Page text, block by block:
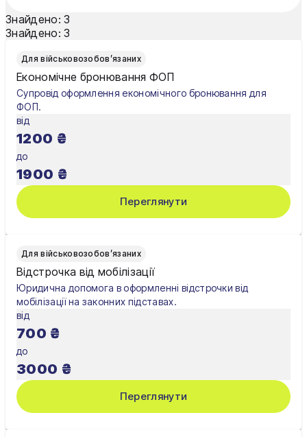
Нікополь
Одеса
Павлоград
Полтава
Суми
Харків
Херсон
Черкаси
Знайдено: 3
Знайдено: 3
Для військовозобов’язаних
Економічне бронювання ФОП
Супровід оформлення економічного бронювання для
ФОП.
від
1200 ₴
до
1900 ₴
Переглянути
Для військовозобов’язаних
Відстрочка від мобілізації
Юридична допомога в оформленні відстрочки від
мобілізації на законних підставах.
від
700 ₴
до
3000 ₴
Переглянути